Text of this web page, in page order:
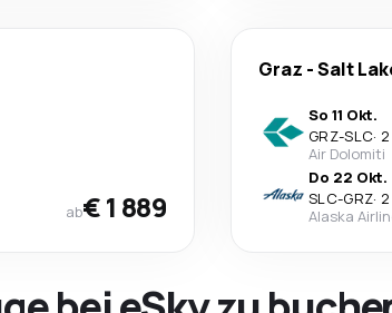
ab€ 1 889
Graz -Salt
So 11 Okt.
GRZ-SLC·
Air Dolomiti
Do 22 Okt.
SLC-GRZ·
Alaska